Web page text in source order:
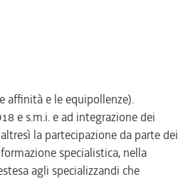
affinità e le equipollenze).
e s.m.i. e ad integrazione dei
la partecipazione da parte dei
specialistica, nella
agli specializzandi che